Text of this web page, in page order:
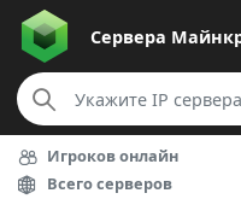
Сервера
Игроков онлайн
Всего серверов